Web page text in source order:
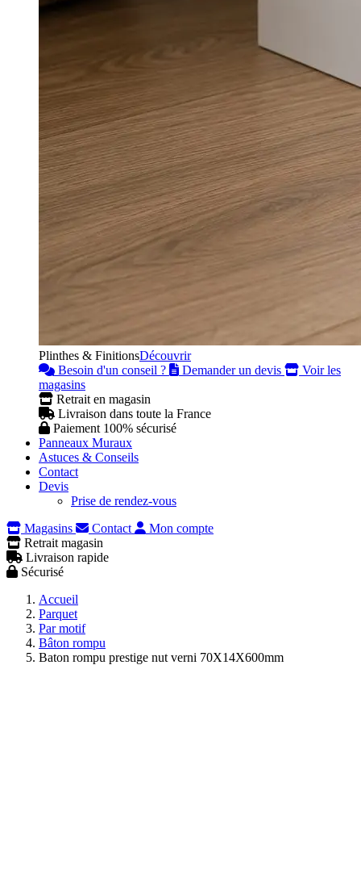
Plinthes & FinitionsDécouvrir
Besoin d'un conseil ?
Demander un devis
Voir les
magasins
Retrait en magasin
Livraison dans toute la France
Paiement 100% sécurisé
Panneaux Muraux
Astuces & Conseils
Contact
Devis
Prise de rendez-vous
Magasins
Contact
Mon compte
Retrait magasin
Livraison rapide
Sécurisé
Accueil
Parquet
Par motif
Bâton rompu
Baton rompu prestige nut verni 70X14X600mm